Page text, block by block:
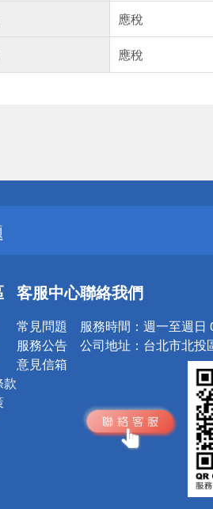
應稅
應稅
請小心！
請小心！
款
客服中心
常見問題
服務公告
意見信箱
聯絡我們
服務時間： 週一至週日
公司地址： 台北市北投